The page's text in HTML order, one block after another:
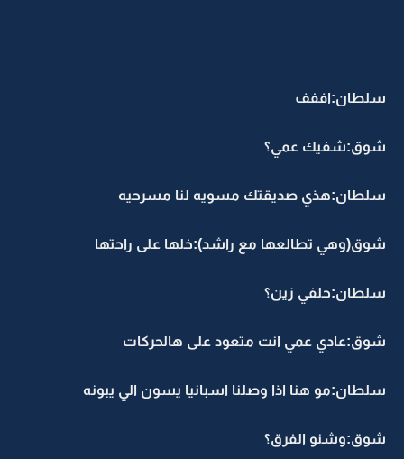
سلطان:اففف
شوق:شفيك عمي؟
سلطان:هذي صديقتك مسويه لنا مسرحيه
شوق(وهي تطالعها مع راشد):خلها على راحتها
سلطان:حلفي زين؟
شوق:عادي عمي انت متعود على هالحركات
سلطان:مو هنا اذا وصلنا اسبانيا يسون الي يبونه
شوق:وشنو الفرق؟